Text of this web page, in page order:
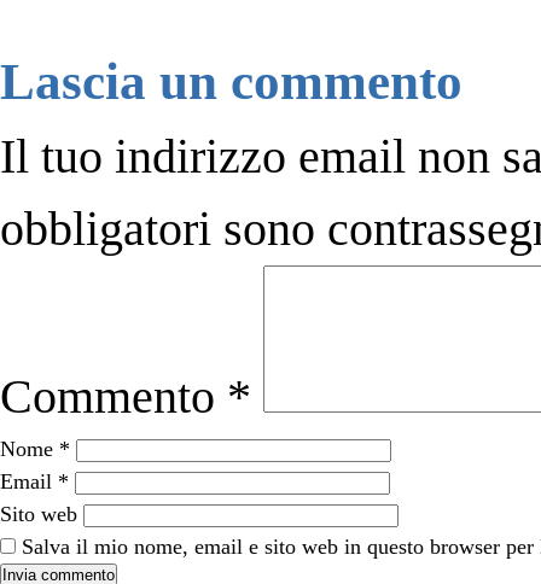
Lascia un commento
Il tuo indirizzo email non
obbligatori sono
Commento *
Nome *
Email *
Sito web
Salva il mio nome, email e sito web in questo browser